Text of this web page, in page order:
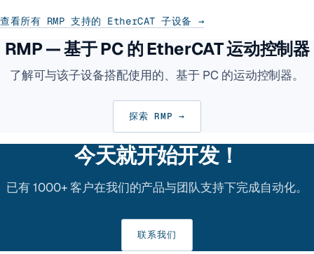
查看所有 RMP 支持的 EtherCAT 子设备 →
RMP — 基于 PC 的 EtherCAT 运动控制器
了解可与该子设备搭配使用的、基于 PC 的运动控制器。
探索 RMP →
今天就开始开发！
已有 1000+ 客户在我们的产品与团队支持下完成自动化。
联系我们